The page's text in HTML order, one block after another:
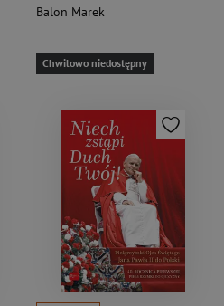
Balon Marek
Chwilowo niedostępny